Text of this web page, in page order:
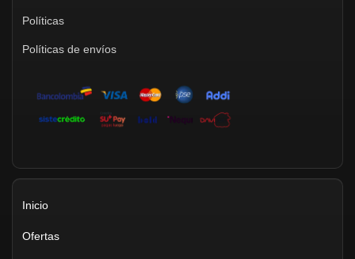
Políticas
Políticas de envíos
Inicio
Ofertas